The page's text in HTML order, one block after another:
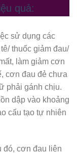
quả:
sử dụng các
thuốc giảm đau/
làm giảm cơn
cơn đau đẻ chưa
phải gánh chịu.
dập vào khoảng
cấu tạo tự nhiên
đó, cơn đau liên